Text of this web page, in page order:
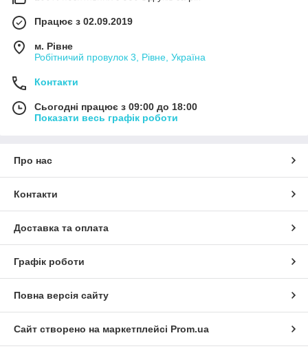
Працює з 02.09.2019
м. Рівне
Робітничий провулок 3, Рівне, Україна
Контакти
Сьогодні працює з 09:00 до 18:00
Показати весь графік роботи
Про нас
Контакти
Доставка та оплата
Графік роботи
Повна версія сайту
Сайт створено на маркетплейсі Prom.ua